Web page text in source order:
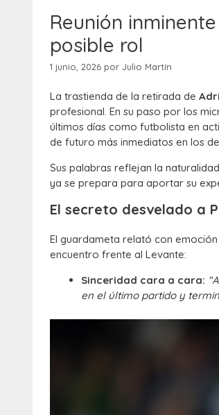
Reunión
posible rol
1 junio, 2026 por Julio Martín
La trastienda de la retirada de
profesional. En su paso por los
últimos días como futbolista en
de futuro más inmediatos en los
Sus palabras reflejan la
ya se prepara para aportar su
El secreto desvelado a
El guardameta relató con
encuentro frente al Levante:
Sinceridad cara a cara:
en el último partido y